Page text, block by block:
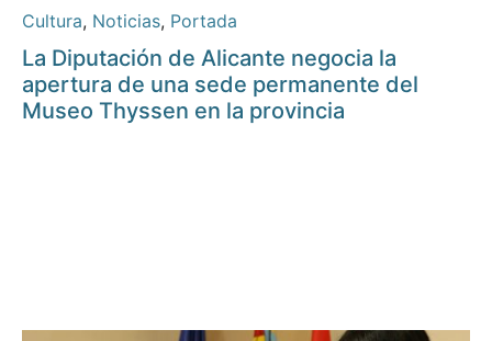
Cultura, Noticias, Portada
La Diputación de Alicante negocia la
apertura de una sede permanente del
Museo Thyssen en la provincia